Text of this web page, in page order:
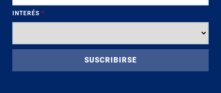
INTERÉS *